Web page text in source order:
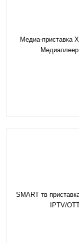
Медиа-приставка
SMART тв
IPTV/